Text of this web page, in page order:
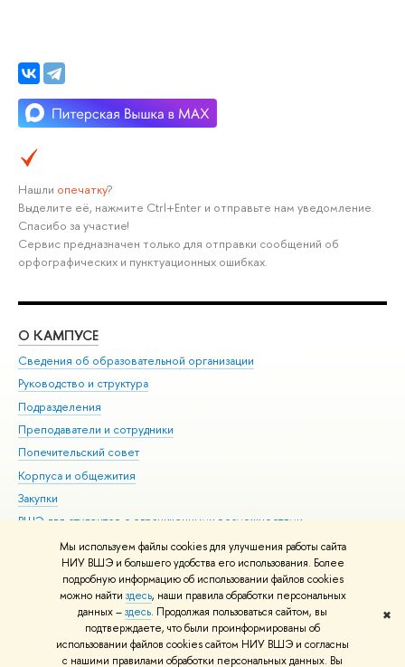
Мы используем файлы cookies для улучшения работы сайта
НИУ ВШЭ и большего удобства его использования. Более
подробную информацию об использовании файлов cookies
можно найти здесь, наши правила обработки персональных
данных –здесь. Продолжая пользоваться сайтом, вы
подтверждаете, что были проинформированы об
использовании файлов cookies сайтом НИУ ВШЭ и согласны
с нашими правилами обработки персональных данных. Вы
✖
Нашли опечатку?
Выделите её, нажмите Ctrl+Enter и отправьте нам уведомление.
Спасибо за участие!
Сервис предназначен только для отправки сообщений об
орфографических и пунктуационных ошибках.
О КАМПУСЕ
Сведения об образовательной организации
Руководство и структура
Подразделения
Преподаватели и сотрудники
Попечительский совет
Корпуса и общежития
Закупки
ВШЭ для студентов с ограниченными возможностями
здоровья и инвалидностью
Версия для слабовидящих
Единая платежная страница
© НИУ ВШЭ 1993–2026 Адреса и контакты Условия использования
материалов Политика конфиденциальности Карта сайта